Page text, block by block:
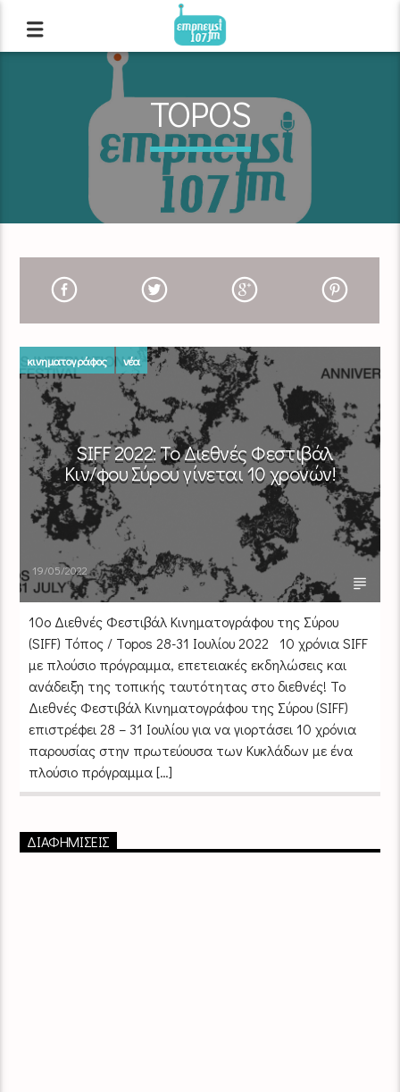
TOPOS
κινηματογράφος νέα
SIFF 2022: Το Διεθνές Φεστιβάλ
Κιν/φου Σύρου γίνεται 10 χρονών!
19/05/2022
10ο Διεθνές Φεστιβάλ Κινηματογράφου της Σύρου
(SIFF) Τόπος / Topos 28-31 Ιουλίου 2022 10 χρόνια SIFF
με πλούσιο πρόγραμμα, επετειακές εκδηλώσεις και
ανάδειξη της τοπικής ταυτότητας στο διεθνές! Το
Διεθνές Φεστιβάλ Κινηματογράφου της Σύρου (SIFF)
επιστρέφει 28 – 31 Ιουλίου για να γιορτάσει 10 χρόνια
παρουσίας στην πρωτεύουσα των Κυκλάδων με ένα
πλούσιο πρόγραμμα […]
ΔΙΑΦΗΜΙΣΕΙΣ